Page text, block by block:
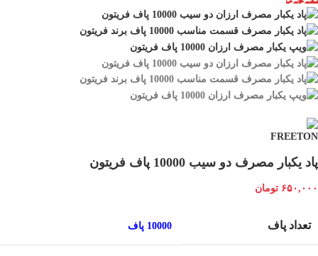
پاد یکبار مصرف دو سیب 10000 پاف فریتون
۶۵۰,۰۰۰ تومان
تعداد پاف 10000 پاف